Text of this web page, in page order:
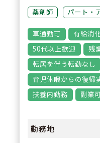
POINT3
【業務に「
できる方を
フェや、ジ
の企画など
きるのかとい
薬剤師 パート・
車通勤可 有給消
50代以上歓迎
残
転居を伴う転勤なし
育児休暇からの復帰
扶養内勤務
副業
勤務地